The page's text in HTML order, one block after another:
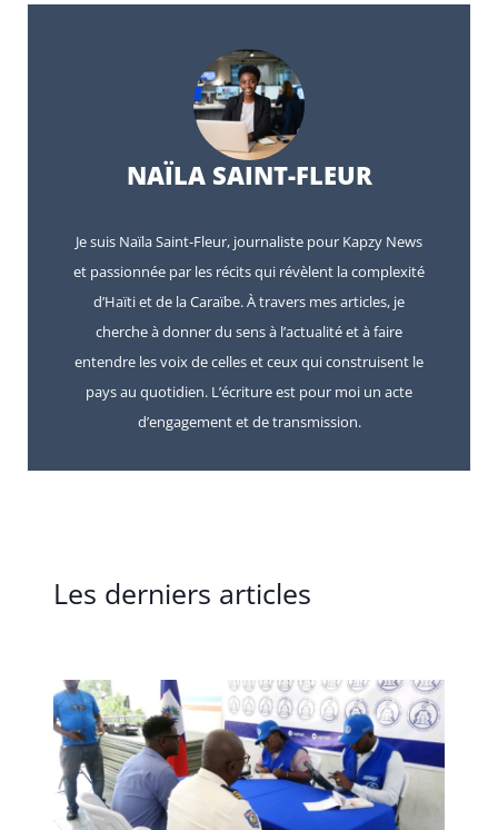
NAÏLA SAINT-FLEUR
Je suis Naïla Saint-Fleur, journaliste pour Kapzy News
et passionnée par les récits qui révèlent la complexité
d’Haïti et de la Caraïbe. À travers mes articles, je
cherche à donner du sens à l’actualité et à faire
entendre les voix de celles et ceux qui construisent le
pays au quotidien. L’écriture est pour moi un acte
d’engagement et de transmission.
Les derniers articles